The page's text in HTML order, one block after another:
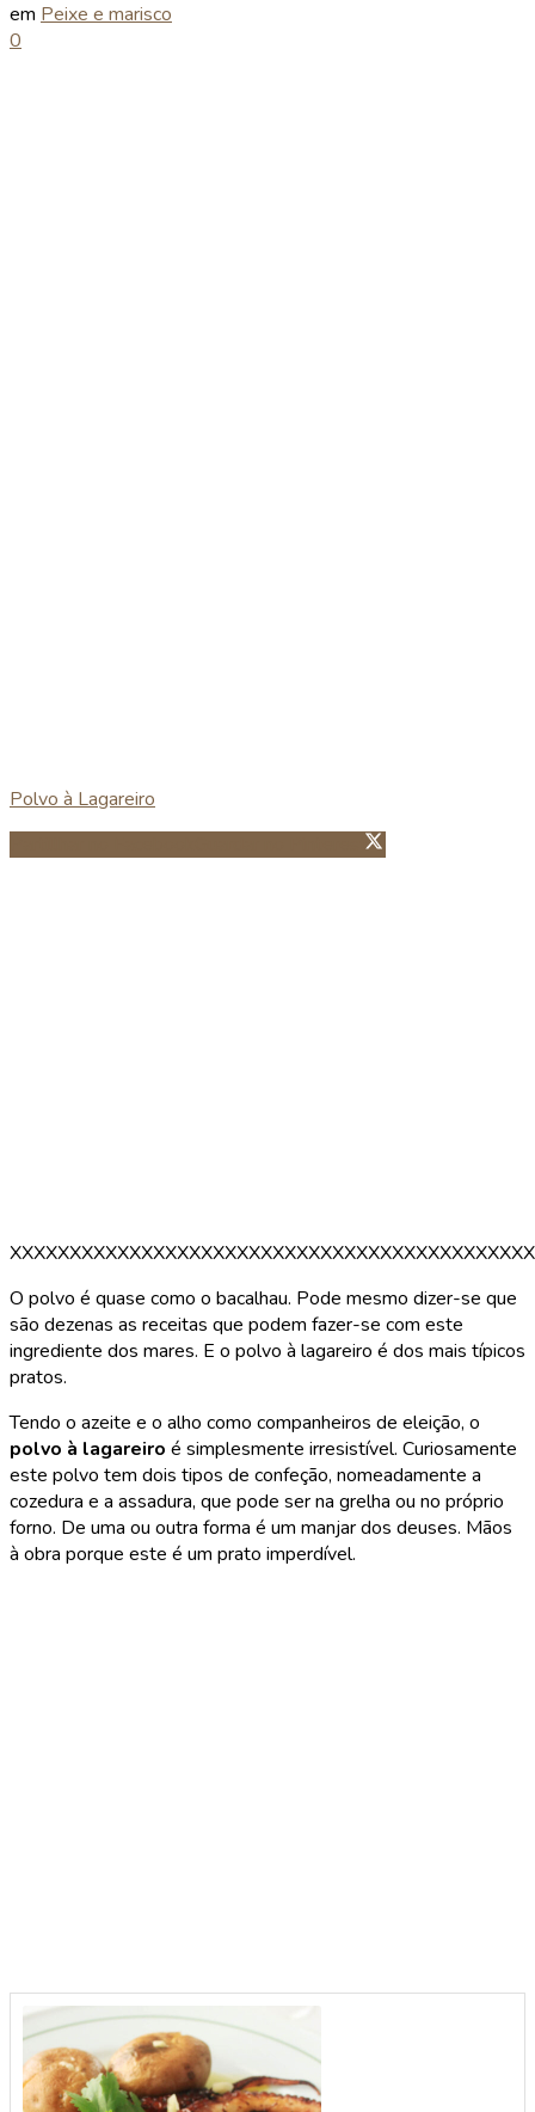
em Peixe e marisco
0
Polvo à Lagareiro
Guardar no Pinterest
O polvo é quase como o bacalhau. Pode mesmo dizer-se que
são dezenas as receitas que podem fazer-se com este
ingrediente dos mares. E o polvo à lagareiro é dos mais típicos
pratos.
Tendo o azeite e o alho como companheiros de eleição, o
polvo à lagareiro é simplesmente irresistível. Curiosamente
este polvo tem dois tipos de confeção, nomeadamente a
cozedura e a assadura, que pode ser na grelha ou no próprio
forno. De uma ou outra forma é um manjar dos deuses. Mãos
à obra porque este é um prato imperdível.